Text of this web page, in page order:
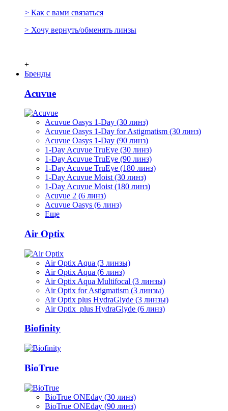
> Как с вами связаться
> Хочу вернуть/обменять линзы
+
Бренды
Acuvue
Acuvue Oasys 1-Day (30 линз)
Acuvue Oasys 1-Day for Astigmatism (30 линз)
Acuvue Oasys 1-Day (90 линз)
1-Day Acuvue TruEye (30 линз)
1-Day Acuvue TruEye (90 линз)
1-Day Acuvue TruEye (180 линз)
1-Day Acuvue Moist (30 линз)
1-Day Acuvue Moist (180 линз)
Acuvue 2 (6 линз)
Acuvue Oasys (6 линз)
Еще
Air Optix
Air Optix Aqua (3 линзы)
Air Optix Aqua (6 линз)
Air Optix Aqua Multifocal (3 линзы)
Air Optix for Astigmatism (3 линзы)
Air Optix plus HydraGlyde (3 линзы)
Air Optix plus HydraGlyde (6 линз)
Biofinity
BioTrue
BioTrue ONEday (30 линз)
BioTrue ONEday (90 линз)